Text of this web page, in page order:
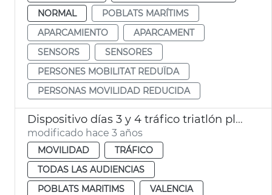
NORMAL
POBLATS MARÍTIMS
APARCAMIENTO
APARCAMENT
SENSORS
SENSORES
PERSONES MOBILITAT REDUÏDA
PERSONAS MOVILIDAD REDUCIDA
Dispositivo días 3 y 4 tráfico triatlón playa Malva-rosa
modificado hace 3 años
MOVILIDAD
TRÁFICO
TODAS LAS AUDIENCIAS
POBLATS MARITIMS
VALENCIA